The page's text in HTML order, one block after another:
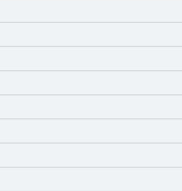
，你好!
心整理，收获的快乐，请用情
，目标上的事，把握希望，愿
快乐。